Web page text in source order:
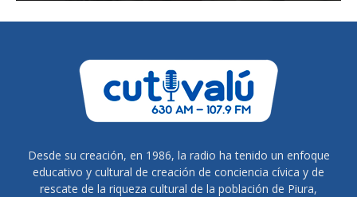
Desde su creación, en 1986, la radio ha tenido un enfoque
educativo y cultural de creación de conciencia cívica y de
rescate de la riqueza cultural de la población de Piura,